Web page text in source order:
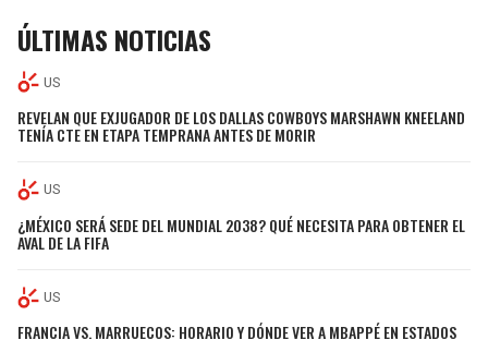
ÚLTIMAS NOTICIAS
US
REVELAN QUE EXJUGADOR DE LOS DALLAS COWBOYS MARSHAWN KNEELAND
TENÍA CTE EN ETAPA TEMPRANA ANTES DE MORIR
US
¿MÉXICO SERÁ SEDE DEL MUNDIAL 2038? QUÉ NECESITA PARA OBTENER EL
AVAL DE LA FIFA
US
FRANCIA VS. MARRUECOS: HORARIO Y DÓNDE VER A MBAPPÉ EN ESTADOS